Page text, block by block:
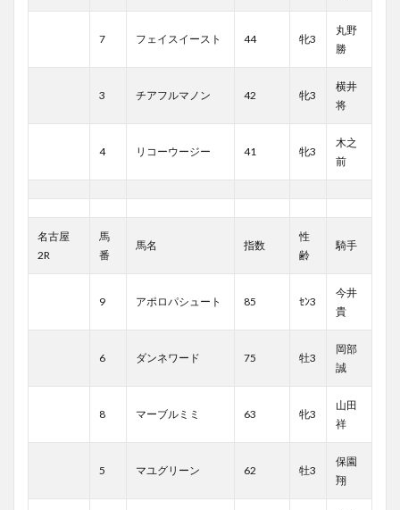
7 フェイスイースト 44 牝3
丸野
勝
3 チアフルマノン 42 牝3
横井
将
4 リコーウージー 41 牝3
木之
前
名古屋
2R
馬
番
馬名 指数
性
齢
騎手
9 アポロパシュート 85 ｾﾝ3
今井
貴
6 ダンネワード 75 牡3
岡部
誠
8 マーブルミミ 63 牝3
山田
祥
5 マユグリーン 62 牡3
保園
翔